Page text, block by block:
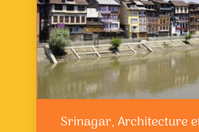
Srinagar, Architecture